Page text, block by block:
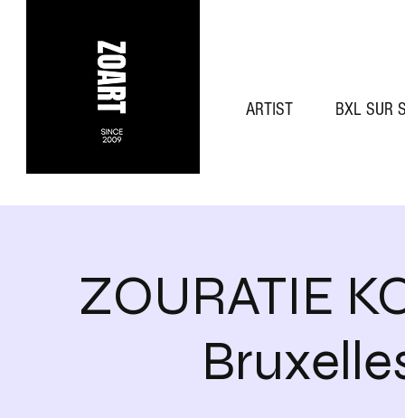
ARTIST BXL SUR
ZOURATIE